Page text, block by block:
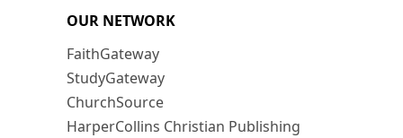
OUR NETWORK
FaithGateway
StudyGateway
ChurchSource
HarperCollins Christian Publishing